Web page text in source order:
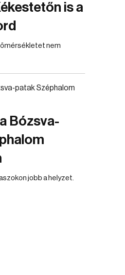
is a
nem
Bózsva-
jobb a helyzet.